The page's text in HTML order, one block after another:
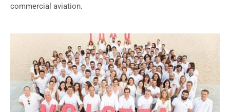
commercial aviation.